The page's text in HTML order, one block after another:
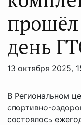
день
13 октября 2025,
В Региональном
спортивно-
состоялось